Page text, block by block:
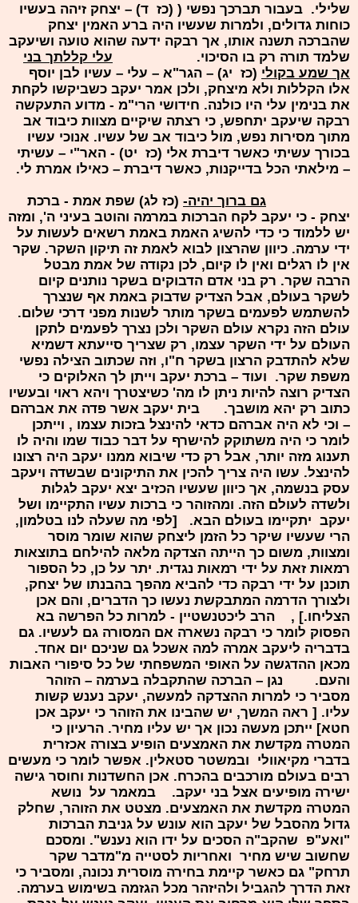
שלילי. בעבור תברכך נפשי ( (כז ד) – יצחק זיהה בעשיו
כוחות גדולים, ולמרות שעשיו היה ברע האמין יצחק
שהברכה תשנה אותו, אך רבקה ידעה שהוא טועה ושיעקב
שלמד תורה רק בו הסיכוי. עלי קללתך בני
אך שמע בקולי (כז יג) – הגר"א – עלי – עשיו לבן יוסף
אלו הקללות ולא מיצחק, ולכן אמר יעקב כשביקשו לקחת
את בנימין עלי היו כולנה. חידושי הרי"מ - מדוע התעקשה
רבקה שיעקב יתחפש, כי רצתה שיקיים מצוות כיבוד אב
מתוך מסירות נפש, מול כיבוד אב של עשיו. אנוכי עשיו
בכורך עשיתי כאשר דיברת אלי (כז יט) - האר"י – עשיתי
– מילאתי הכל בדייקנות, כאשר דיברת – כאילו אמרת לי.
גם ברוך יהיה- (כז לג) שפת אמת - ברכת
יצחק - כי יעקב לקח הברכות במרמה והוטב בעיני ה', ומזה
יש ללמוד כי כדי להשיג האמת באמת רשאים לעשות על
ידי ערמה. כיוון שהרצון לבוא לאמת זה תיקון השקר. שקר
אין לו רגלים ואין לו קיום, לכן נקודה של אמת מבטל
הרבה שקר. רק בני אדם הדבוקים בשקר נותנים קיום
לשקר בעולם, אבל הצדיק שדבוק באמת אף שנצרך
להשתמש לפעמים בשקר מותר לשנות מפני דרכי שלום.
עולם הזה נקרא עולם השקר ולכן נצרך לפעמים לתקן
העולם על ידי השקר עצמו, רק שצריך סייעתא דשמיא
שלא להתדבק הרצון בשקר ח"ו, וזה שכתוב הצילה נפשי
משפת שקר. ועוד – ברכת יעקב וייתן לך האלוקים כי
הצדיק רוצה להיות ניתן לו מה' כשיצטרך ויהא ראוי ובעשיו
כתוב רק יהא מושבך. בית יעקב אשר פדה את אברהם
– וכי לא היה אברהם כדאי להינצל בזכות עצמו , וייתכן
לומר כי היה משתוקק להישרף על דבר כבוד שמו והיה לו
תענוג מזה יותר, אבל רק כדי שיבוא ממנו יעקב היה רצונו
להינצל. עשו היה צריך להכין את התיקונים שבשדה ויעקב
עסק בנשמה, אך כיוון שעשיו הכזיב יצא יעקב לגלות
ולשדה לעולם הזה. ומהזוהר כי ברכות עשיו התקיימו ושל
יעקב יתקיימו בעולם הבא. [לפי מה שעלה לנו בטלמון,
הרי שעשיו שיקר כל הזמן ליצחק שהוא שומר מוסר
ומצוות, משום כך הייתה הצדקה מלאה להילחם בתוצאות
רמאות זאת על ידי רמאות נגדית. יתר על כן, כל הספור
תוכנן על ידי רבקה כדי להביא מהפך בהבנתו של יצחק,
ולצורך הדרמה המתבקשת נעשו כך הדברים, והם אכן
הצליחו.] , הרב ליכטנשטיין - למרות כל הפרשה בא
הפסוק לומר כי רבקה נשארה אם המסורה גם לעשיו. גם
בדבריה ליעקב אמרה למה אשכל גם שניכם יום אחד.
מכאן ההדגשה על האופי המשפחתי של כל סיפורי האבות
והעם. נגן – הברכה שהתקבלה בערמה – הזוהר
מסביר כי למרות ההצדקה למעשה, יעקב נענש קשות
עליו. [ ראה המשך, יש שהבינו את הזוהר כי יעקב אכן
חטא] ייתכן מעשה נכון אך יש עליו מחיר. הרעיון כי
המטרה מקדשת את האמצעים הופיע בצורה אכזרית
בדברי מקיאוולי ובמשטר סטאלין. אפשר לומר כי מעשים
רבים בעולם מורכבים בהכרח. אכן החשדנות וחוסר גישה
ישירה מופיעים אצל בני יעקב. במאמר על נושא
המטרה מקדשת את האמצעים. מצטט את הזוהר, שחלק
גדול מהסבל של יעקב הוא עונש על גניבת הברכות
"ואע"פ שהקב"ה הסכים על ידו הוא נענש". ומסכם
שחשוב שיש מחיר ואחריות לסטייה מ"מדבר שקר
תרחק" גם כאשר קיימת בחירה מוסרית נכונה, ומסביר כי
זאת הדרך להגביל ולהיזהר מכל הגזמה בשימוש בערמה.